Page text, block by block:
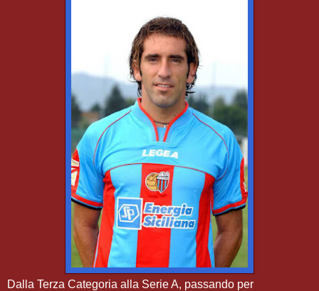
Dalla Terza Categoria alla Serie A, passando per